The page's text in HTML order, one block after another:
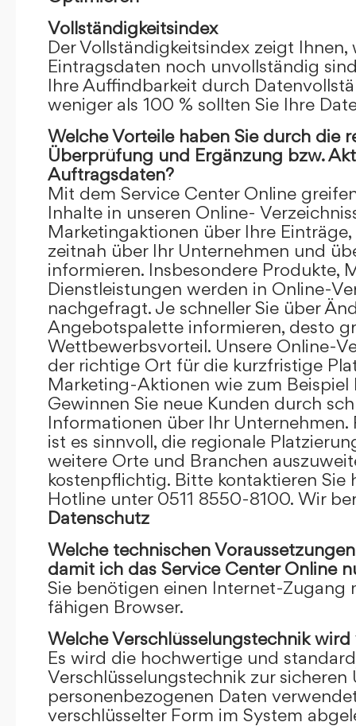
Vollständigkeitsindex
Der Vollständigkeitsindex zeigt
Eintragsdaten noch unvollständig
Ihre Auffindbarkeit durch
weniger als 100 % sollten Sie Ihre
Welche Vorteile haben Sie durch die
Überprüfung und Ergänzung bzw.
Auftragsdaten?
Mit dem Service Center Online
Inhalte in unseren Online-
Marketingaktionen über Ihre
zeitnah über Ihr Unternehmen und
informieren. Insbesondere Produkte,
Dienstleistungen werden in Online-
nachgefragt. Je schneller Sie über
Angebotspalette informieren, desto
Wettbewerbsvorteil. Unsere Online-
der richtige Ort für die kurzfristige
Marketing-Aktionen wie zum Beispiel
Gewinnen Sie neue Kunden durch
Informationen über Ihr Unternehmen.
ist es sinnvoll, die regionale
weitere Orte und Branchen
kostenpflichtig. Bitte kontaktieren Sie
Hotline unter 0511 8550-8100. Wir
Datenschutz
Welche technischen
damit ich das Service Center Online
Sie benötigen einen Internet-Zugang
fähigen Browser.
Welche Verschlüsselungstechnik
Es wird die hochwertige und
Verschlüsselungstechnik zur
personenbezogenen Daten
verschlüsselter Form im System